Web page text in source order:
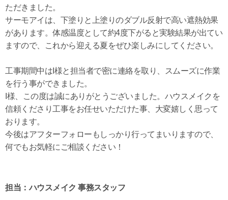
ただきました。
サーモアイは、下塗りと上塗りのダブル反射で高い遮熱効果
があります。体感温度として約4度下がると実験結果が出てい
ますので、これから迎える夏をぜひ楽しみにしてください。
工事期間中はI様と担当者で密に連絡を取り、スムーズに作業
を行う事ができました。
I様、この度は誠にありがとうございました。ハウスメイクを
信頼くださり工事をお任せいただけた事、大変嬉しく思って
おります。
今後はアフターフォローもしっかり行ってまいりますので、
何でもお気軽にご相談ください！
担当：ハウスメイク 事務スタッフ